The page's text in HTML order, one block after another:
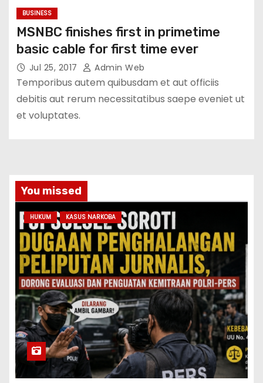
BUSINESS
MSNBC finishes first in primetime
basic cable for first time ever
Jul 25, 2017 Admin Web
Temporibus autem quibusdam et aut officiis
debitis aut rerum necessitatibus saepe eveniet ut
et voluptates.
You missed
HUKUM KASUS NARKOBA